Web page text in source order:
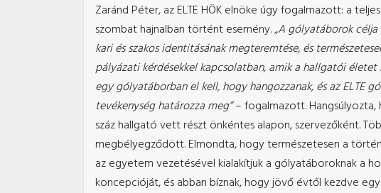
Zaránd Péter, az ELTE HÖK elnöke úgy fogalmazott: a
szombat hajnalban történt esemény.„A gólyatáborok
kari és szakos identitásának megteremtése, és
pályázati kérdésekkel kapcsolatban, amik a hallgatói
egy gólyatáborban el kell, hogy hangozzanak, és az ELTE
tevékenység határozza meg”– fogalmazott. Hangsúlyozta,
száz hallgató vett részt önkéntes alapon, szervezőként.
megbélyegződött. Elmondta, hogy természetesen a
az egyetem vezetésével kialakítjuk a gólyatáboroknak a
koncepcióját, és abban bíznak, hogy jövő évtől kezdve